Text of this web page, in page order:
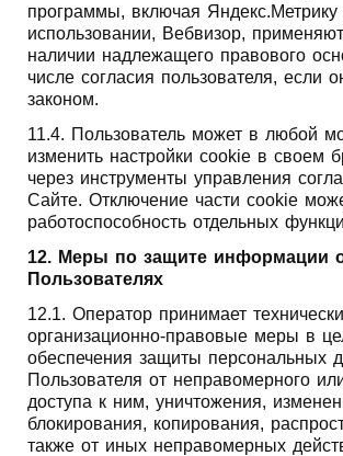
программы, включая Яндекс.Метрику
использовании, Вебвизор,
наличии надлежащего правового
числе согласия пользователя, если
законом.
11.4. Пользователь может в любой
изменить настройки cookie в своем
через инструменты управления
Сайте. Отключение части cookie
работоспособность отдельных
12. Меры по защите информации
Пользователях
12.1. Оператор принимает
организационно-правовые меры в
обеспечения защиты персональных
Пользователя от неправомерного
доступа к ним, уничтожения,
блокирования, копирования,
также от иных неправомерных